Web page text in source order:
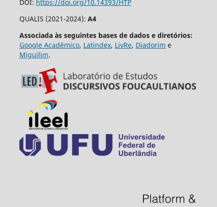
DOI: https://doi.org/10.14393/HTP
QUALIS (2021-2024): A4
Associada às seguintes bases de dados e diretórios:
Google Acadêmico, Latindex, LivRe, Diadorim e
Miguilim.